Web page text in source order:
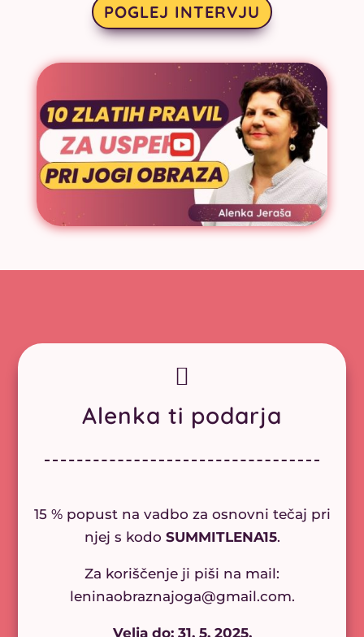
POGLEJ INTERVJU

Alenka ti podarja
15 % popust na vadbo za osnovni tečaj pri
njej s kodo SUMMITLENA15.
Za koriščenje ji piši na mail:
leninaobraznajoga@gmail.com.
Velja do: 31. 5. 2025.